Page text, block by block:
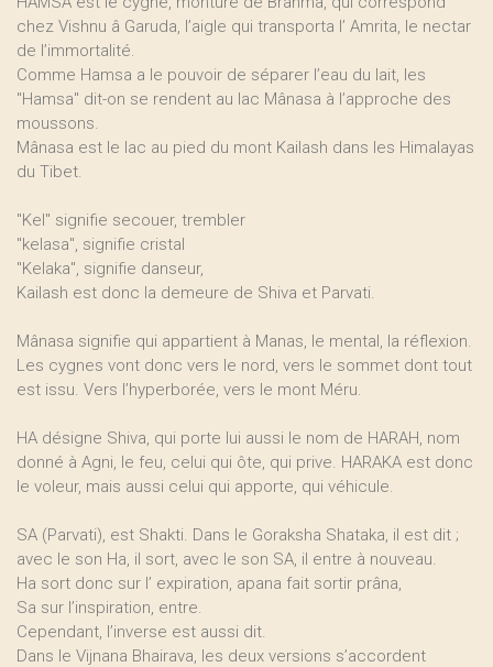
chez Vishnu â Garuda, l’aigle qui transporta l’ Amrita, le nectar
de l’immortalité.
Comme Hamsa a le pouvoir de séparer l’eau du lait, les
"Hamsa" dit-on se rendent au lac Mânasa à l’approche des
moussons.
Mânasa est le lac au pied du mont Kailash dans les Himalayas
du Tibet.
"Kel" signifie secouer, trembler
"kelasa", signifie cristal
"Kelaka", signifie danseur,
Kailash est donc la demeure de Shiva et Parvati.
Mânasa signifie qui appartient à Manas, le mental, la réflexion.
Les cygnes vont donc vers le nord, vers le sommet dont tout
est issu. Vers l’hyperborée, vers le mont Méru.
HA désigne Shiva, qui porte lui aussi le nom de HARAH, nom
donné à Agni, le feu, celui qui ôte, qui prive. HARAKA est donc
le voleur, mais aussi celui qui apporte, qui véhicule.
SA (Parvati), est Shakti. Dans le Goraksha Shataka, il est dit ;
avec le son Ha, il sort, avec le son SA, il entre à nouveau.
Ha sort donc sur l’ expiration, apana fait sortir prâna,
Sa sur l’inspiration, entre.
Cependant, l’inverse est aussi dit.
Dans le Vijnana Bhairava, les deux versions s’accordent